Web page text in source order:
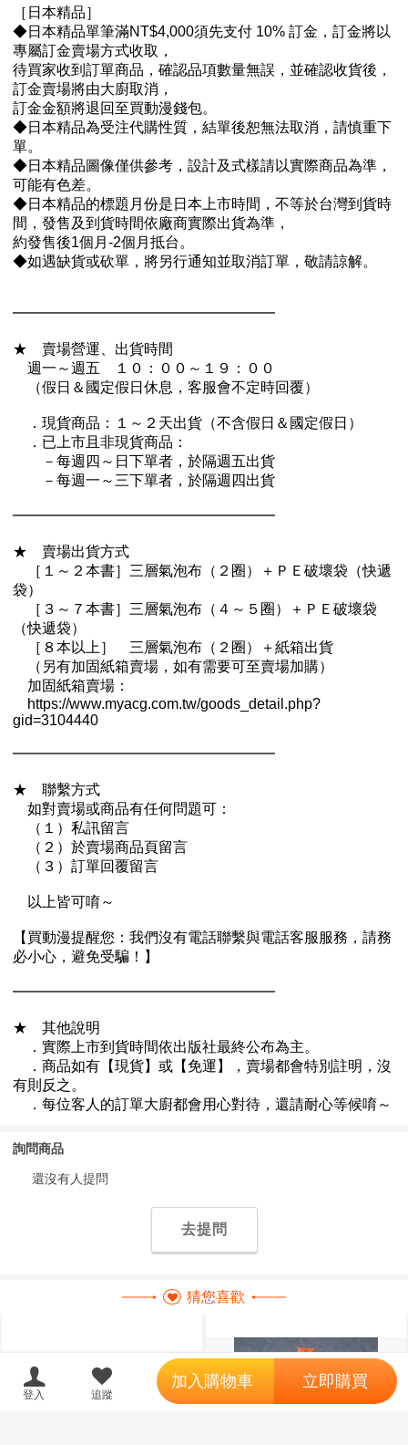
詢問商品
還沒有人提問
去提問
猜您喜歡
登入 追蹤
加入購物車 立即購買